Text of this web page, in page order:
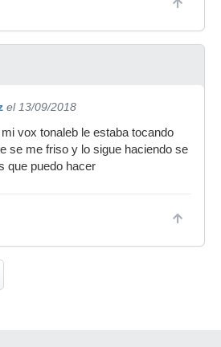
el 13/09/2018
vox tonaleb le estaba tocando
se me friso y lo sigue haciendo se
que puedo hacer